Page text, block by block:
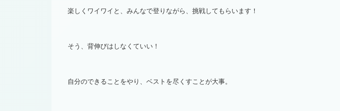
楽しくワイワイと、みんなで登りながら、挑戦してもらいます！
そう、背伸びはしなくていい！
自分のできることをやり、ベストを尽くすことが大事。